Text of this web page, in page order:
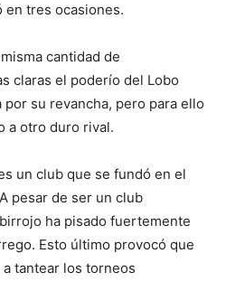
en tres ocasiones.
cantidad de
claras el poderío del Lobo
su revancha, pero para ello
a otro duro rival.
un club que se fundó en el
pesar de ser un club
ha pisado fuertemente
Esto último provocó que
tantear los torneos